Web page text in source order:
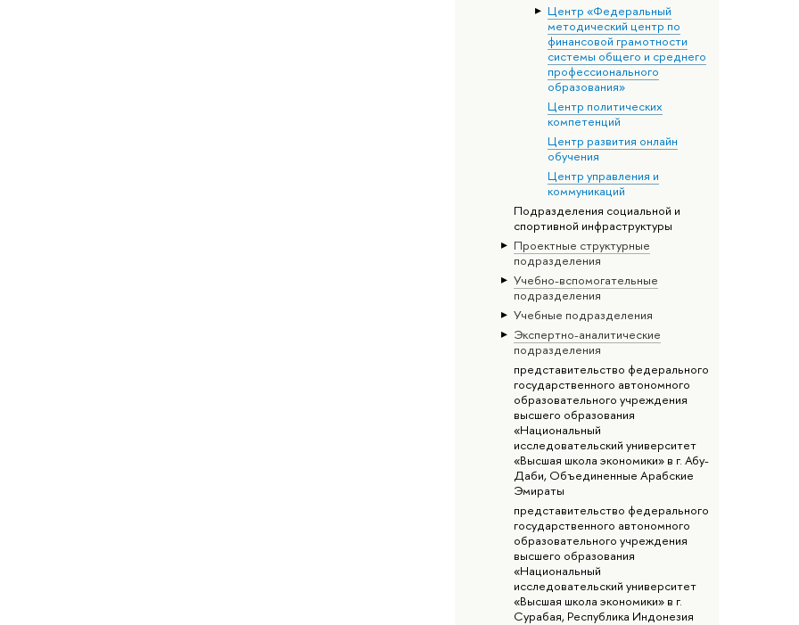
Центр «Федеральный
методический центр по
финансовой грамотности
системы общего и среднего
профессионального
образования»
Центр политических
компетенций
Центр развития онлайн
обучения
Центр управления и
коммуникаций
Подразделения социальной и
спортивной инфраструктуры
Проектные структурные
подразделения
Учебно-вспомогательные
подразделения
Учебные подразделения
Экспертно-аналитические
подразделения
представительство федерального
государственного автономного
образовательного учреждения
высшего образования
«Национальный
исследовательский университет
«Высшая школа экономики» в г. Абу-
Даби, Объединенные Арабские
Эмираты
представительство федерального
государственного автономного
образовательного учреждения
высшего образования
«Национальный
исследовательский университет
«Высшая школа экономики» в г.
Сурабая, Республика Индонезия